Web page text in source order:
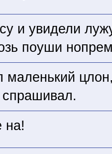
и увидели
поуши
маленький
спрашивал.
на!